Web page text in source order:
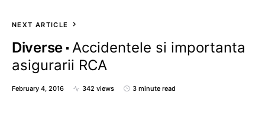
NEXT ARTICLE
Diverse Accidentele si importanta
asigurarii RCA
February 4, 2016 342 views 3 minute read